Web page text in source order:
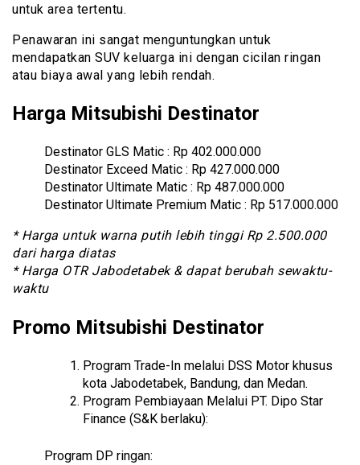
untuk area tertentu.
Penawaran ini sangat menguntungkan untuk
mendapatkan SUV keluarga ini dengan cicilan ringan
atau biaya awal yang lebih rendah.
Harga Mitsubishi Destinator
Destinator GLS Matic : Rp 402.000.000
Destinator Exceed Matic : Rp 427.000.000
Destinator Ultimate Matic : Rp 487.000.000
Destinator Ultimate Premium Matic : Rp 517.000.000
* Harga untuk warna putih lebih tinggi Rp 2.500.000
dari harga diatas
* Harga OTR Jabodetabek & dapat berubah sewaktu-
waktu
Promo Mitsubishi Destinator
Program Trade-In melalui DSS Motor khusus
kota Jabodetabek, Bandung, dan Medan.
Program Pembiayaan Melalui PT. Dipo Star
Finance (S&K berlaku):
Program DP ringan: